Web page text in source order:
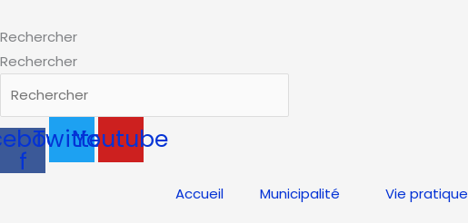
au
contenu
Rechercher
Rechercher
f
TwitterYoutube
Accueil Municipalité Vie pratique